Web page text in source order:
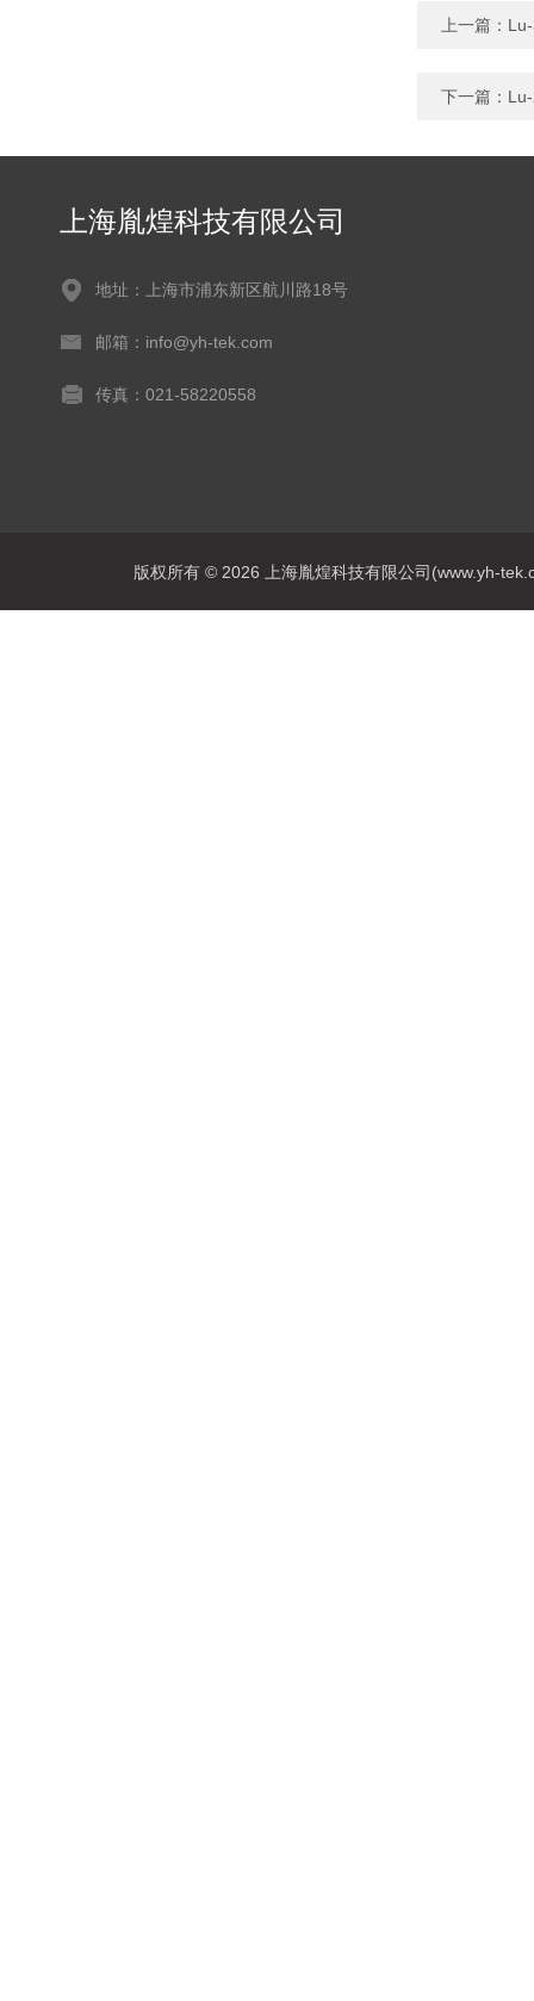
上一篇：
下一篇：
上海胤煌科技有限公司
地址：上海市浦东新区航川路18号
邮箱：info@yh-tek.com
传真：021-58220558
版权所有 © 2026 上海胤煌科技有限公司(www.yh-